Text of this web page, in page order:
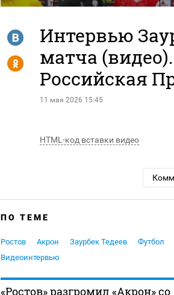
Интервью
матча
Российская
11 мая 2026 15:45
R
Y
HTML-код вставки видео
ПО ТЕМЕ
Ростов Акрон Заурбек Тедеев Футбол
Видеоинтервью
«Ростов» разгромил «Акрон» со